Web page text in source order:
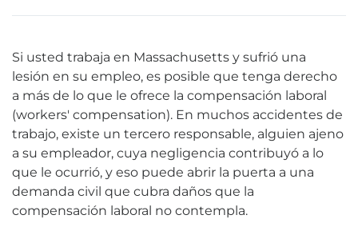
Si usted trabaja en Massachusetts y sufrió una
lesión en su empleo, es posible que tenga derecho
a más de lo que le ofrece la compensación laboral
(workers' compensation). En muchos accidentes de
trabajo, existe un tercero responsable, alguien ajeno
a su empleador, cuya negligencia contribuyó a lo
que le ocurrió, y eso puede abrir la puerta a una
demanda civil que cubra daños que la
compensación laboral no contempla.